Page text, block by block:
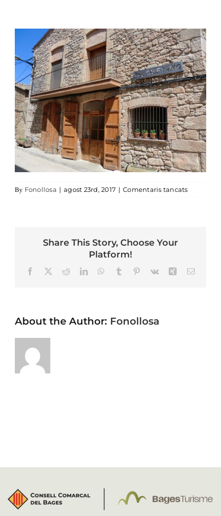
By Fonollosa | agost 23rd, 2017 | Comentaris tancatsa Cal
Share This Story, Choose Your
Platform!
FacebookRedditLinkedInWhatsApp
TumblrPinterest
Vk XingEmail
About the Author: Fonollosa